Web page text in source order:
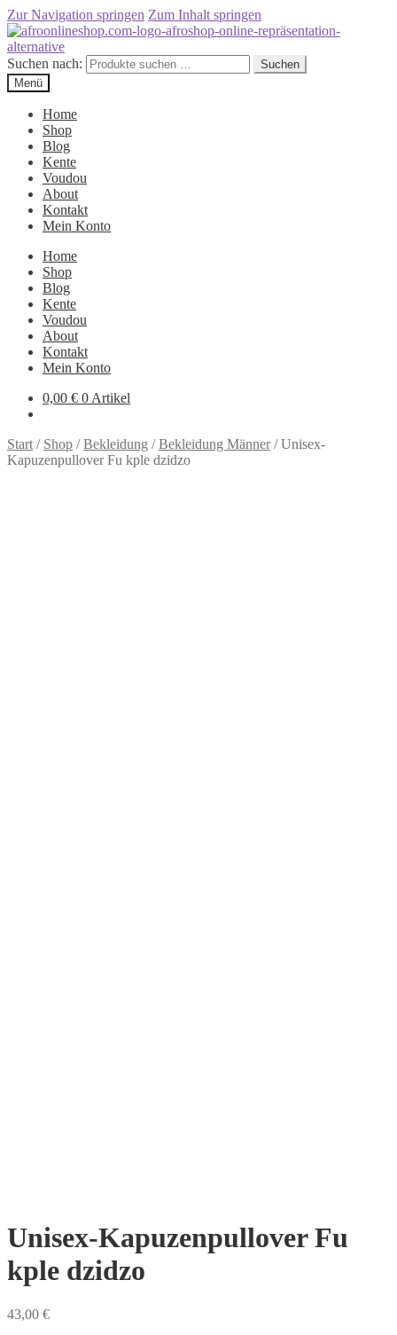
Zur Navigation springen Zum Inhalt springen
Suchen nach:
Suchen
Menü
Home
Shop
Blog
Kente
Voudou
About
Kontakt
Mein Konto
Home
Shop
Blog
Kente
Voudou
About
Kontakt
Mein Konto
0,00 € 0 Artikel
Start / Shop /Bekleidung /Bekleidung Männer/Unisex-
Kapuzenpullover Fu kple dzidzo
Unisex-Kapuzenpullover Fu
kple dzidzo
43,00 €